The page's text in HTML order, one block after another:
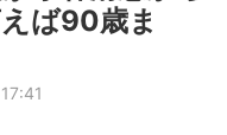
ば90歳ま